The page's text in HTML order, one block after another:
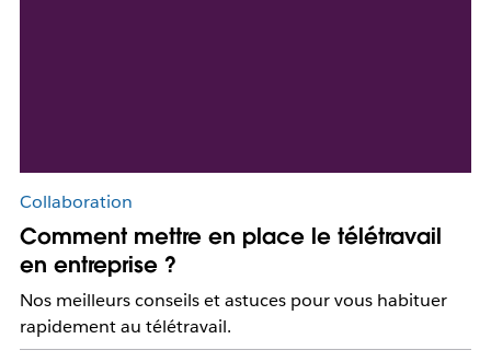
Collaboration
Comment mettre en place le télétravail
en entreprise ?
Nos meilleurs conseils et astuces pour vous habituer
rapidement au télétravail.